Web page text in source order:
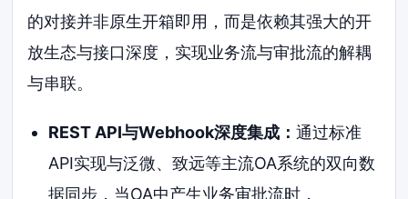
的对接并非原生开箱即用，而是依赖其强大的开
放生态与接口深度，实现业务流与审批流的解耦
与串联。
REST API与Webhook深度集成： 通过标准
API实现与泛微、致远等主流OA系统的双向数
据同步，当OA中产生业务审批流时，